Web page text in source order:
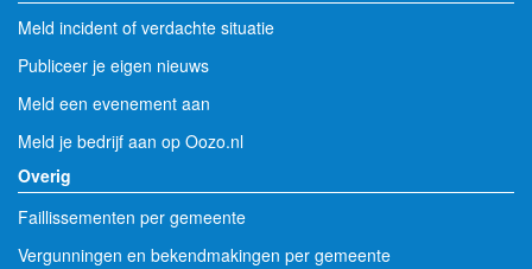
Meld incident of verdachte situatie
Publiceer je eigen nieuws
Meld een evenement aan
Meld je bedrijf aan op Oozo.nl
Overig
Faillissementen per gemeente
Vergunningen en bekendmakingen per gemeente